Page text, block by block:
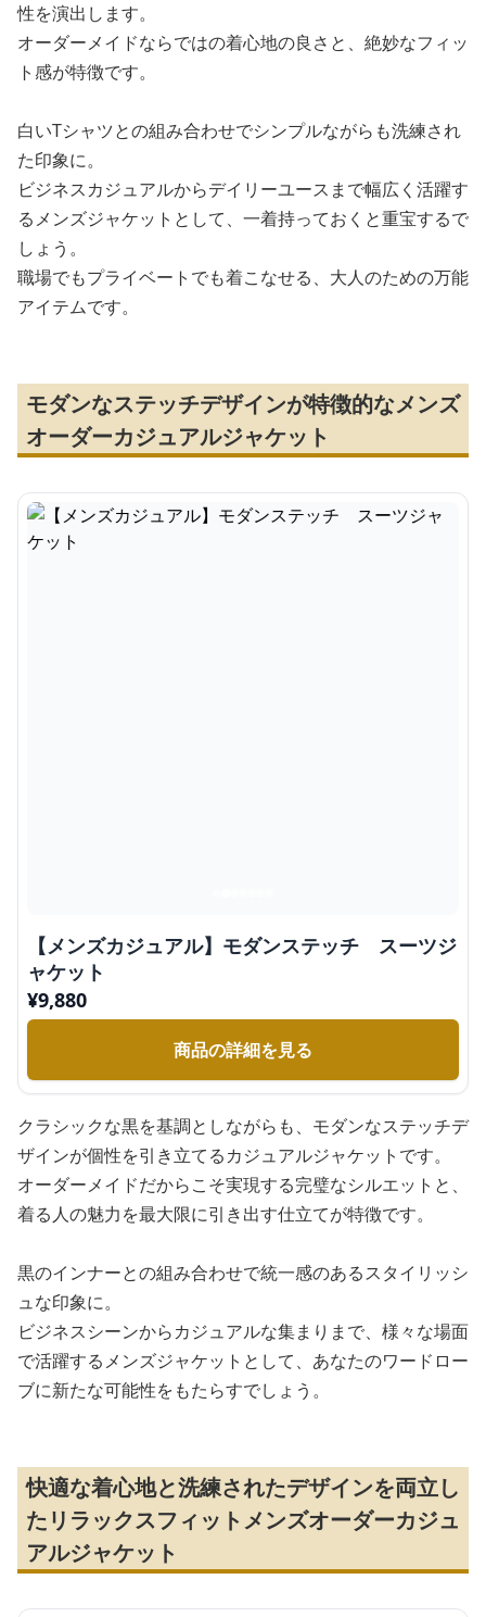
性を演出します。
オーダーメイドならではの着心地の良さと、絶妙なフィッ
ト感が特徴です。
白いTシャツとの組み合わせでシンプルながらも洗練され
た印象に。
ビジネスカジュアルからデイリーユースまで幅広く活躍す
るメンズジャケットとして、一着持っておくと重宝するで
しょう。
職場でもプライベートでも着こなせる、大人のための万能
アイテムです。
モダンなステッチデザインが特徴的なメンズ
オーダーカジュアルジャケット
【メンズカジュアル】モダンステッチ スーツジ
ャケット
¥9,880
商品の詳細を見る
クラシックな黒を基調としながらも、モダンなステッチデ
ザインが個性を引き立てるカジュアルジャケットです。
オーダーメイドだからこそ実現する完璧なシルエットと、
着る人の魅力を最大限に引き出す仕立てが特徴です。
黒のインナーとの組み合わせで統一感のあるスタイリッシ
ュな印象に。
ビジネスシーンからカジュアルな集まりまで、様々な場面
で活躍するメンズジャケットとして、あなたのワードロー
ブに新たな可能性をもたらすでしょう。
快適な着心地と洗練されたデザインを両立し
たリラックスフィットメンズオーダーカジュ
アルジャケット